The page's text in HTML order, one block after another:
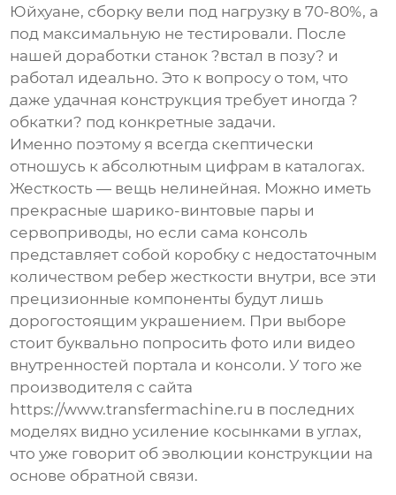
Юйхуане, сборку вели под нагрузку в 70-80%, а
под максимальную не тестировали. После
нашей доработки станок ?встал в позу? и
работал идеально. Это к вопросу о том, что
даже удачная конструкция требует иногда ?
обкатки? под конкретные задачи.
Именно поэтому я всегда скептически
отношусь к абсолютным цифрам в каталогах.
Жесткость — вещь нелинейная. Можно иметь
прекрасные шарико-винтовые пары и
сервоприводы, но если сама консоль
представляет собой коробку с недостаточным
количеством ребер жесткости внутри, все эти
прецизионные компоненты будут лишь
дорогостоящим украшением. При выборе
стоит буквально попросить фото или видео
внутренностей портала и консоли. У того же
производителя с сайта
https://www.transfermachine.ru в последних
моделях видно усиление косынками в углах,
что уже говорит об эволюции конструкции на
основе обратной связи.